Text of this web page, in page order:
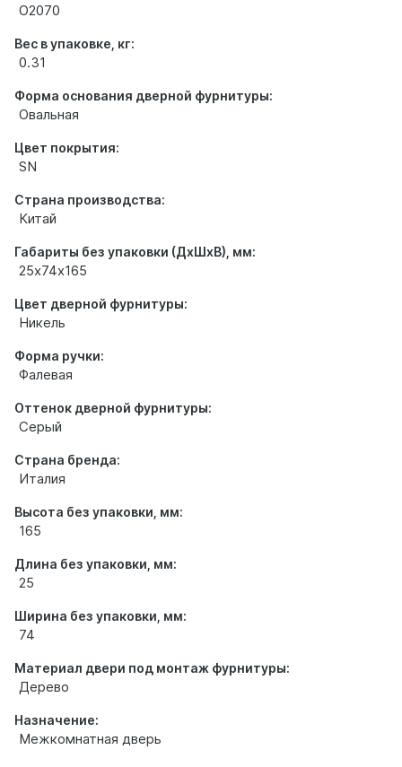
О2070
Вес в упаковке, кг:
0.31
Форма основания дверной фурнитуры:
Овальная
Цвет покрытия:
SN
Страна производства:
Китай
Габариты без упаковки (ДхШхВ), мм:
25х74х165
Цвет дверной фурнитуры:
Никель
Форма ручки:
Фалевая
Оттенок дверной фурнитуры:
Серый
Страна бренда:
Италия
Высота без упаковки, мм:
165
Длина без упаковки, мм:
25
Ширина без упаковки, мм:
74
Материал двери под монтаж фурнитуры:
Дерево
Назначение:
Межкомнатная дверь